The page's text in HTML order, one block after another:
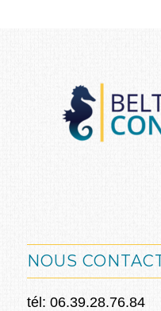
NOUS
tél: 06.39.28.76.84